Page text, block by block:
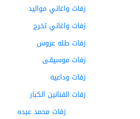
زفات واغاني مواليد
زفات واغاني تخرج
زفات طله عروس
زفات موسيقى
زفات وداعيه
زفات الفنانين الكبار
زفات محمد عبده